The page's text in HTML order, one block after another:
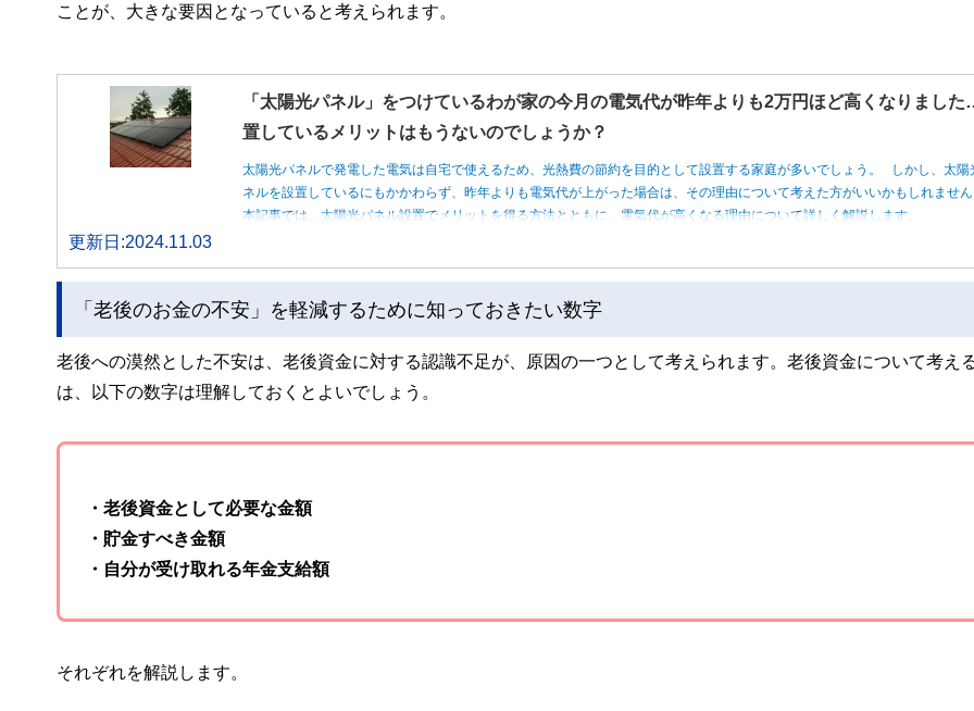
ことが、大きな要因となっていると考えられます。
「太陽光パネル」をつけているわが家の今月の電気代が昨年よりも2万円ほど高くなりまし
置しているメリットはもうないのでしょうか？
太陽光パネルで発電した電気は自宅で使えるため、光熱費の節約を目的として設置する家庭が多いでしょう。 しかし、太陽
ネルを設置しているにもかかわらず、昨年よりも電気代が上がった場合は、その理由について考えた方がいいかもしれませ
本記事では、太陽光パネル設置でメリットを得る方法とともに、電気代が高くなる理由について詳しく解説します。
更新日:2024.11.03
「老後のお金の不安」を軽減するために知っておきたい数字
老後への漠然とした不安は、老後資金に対する認識不足が、原因の一つとして考えられます。老後資金について考え
は、以下の数字は理解しておくとよいでしょう。
・老後資金として必要な金額
・貯金すべき金額
・自分が受け取れる年金支給額
それぞれを解説します。